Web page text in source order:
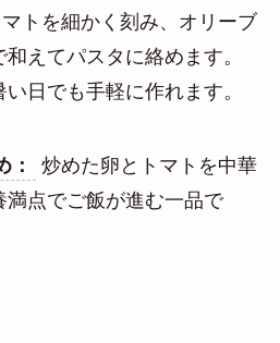
トを細かく刻み、オリーブ
えてパスタに絡めます。
日でも手軽に作れます。
：
炒めた卵とトマトを中華
点でご飯が進む一品で